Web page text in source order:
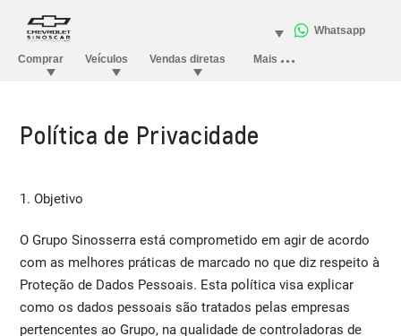
Política de Privacidade
1. Objetivo
O Grupo Sinosserra está comprometido em agir de acordo
com as melhores práticas de marcado no que diz respeito à
Proteção de Dados Pessoais. Esta política visa explicar
como os dados pessoais são tratados pelas empresas
pertencentes ao Grupo, na qualidade de controladoras de